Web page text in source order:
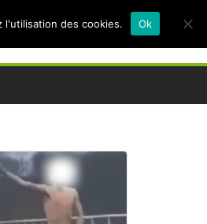
l'utilisation des cookies. Ok